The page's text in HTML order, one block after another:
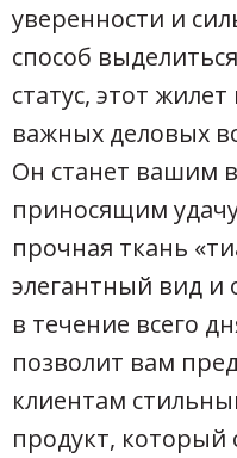
уверенности и
способ
статус, этот
важных деловых
Он станет вашим
приносящим
прочная ткань
элегантный вид и
в течение всего
позволит вам
клиентам
продукт, который